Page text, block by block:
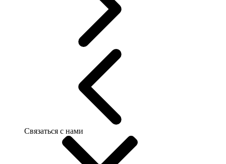
Связаться с нами